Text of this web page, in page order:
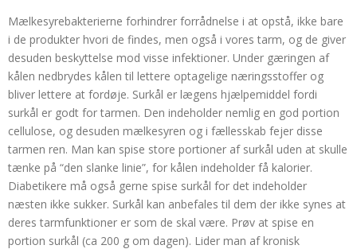
Mælkesyrebakterierne forhindrer forrådnelse i at opstå, ikke bare
i de produkter hvori de findes, men også i vores tarm, og de giver
desuden beskyttelse mod visse infektioner. Under gæringen af
kålen nedbrydes kålen til lettere optagelige næringsstoffer og
bliver lettere at fordøje. Surkål er lægens hjælpemiddel fordi
surkål er godt for tarmen. Den indeholder nemlig en god portion
cellulose, og desuden mælkesyren og i fællesskab fejer disse
tarmen ren. Man kan spise store portioner af surkål uden at skulle
tænke på “den slanke linie”, for kålen indeholder få kalorier.
Diabetikere må også gerne spise surkål for det indeholder
næsten ikke sukker. Surkål kan anbefales til dem der ikke synes at
deres tarmfunktioner er som de skal være. Prøv at spise en
portion surkål (ca 200 g om dagen). Lider man af kronisk